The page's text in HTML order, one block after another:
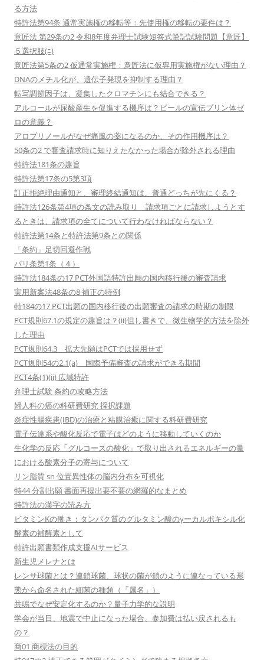
る方法
特許法第94条 通常実施権の移転等：先使用権の移転の要件は？
意匠法 第29条の2 令和8年度弁理士試験短答式筆記試験問題【意匠】
５選択肢(ﾆ)
意匠法第5条の2 仮通常実施権：意匠法に仮専用実施権がない理由？
DNAのメチル化が、遺伝子発現を抑制する理由？
転写調節因子は、凝集したクロマチンにも結合できる？
アルコールが尿酸産生を促進する機序は？ビールの宣伝プリン体ゼ
ロの意義？
アロプリノールがなぜ痛風の薬になるのか、その作用機序は？
50条の2 で審査請求時に知りえたなかった場合が除外される理由
特許法181条の趣旨
特許法第17条の5第3項
訂正拒絶理由通知と、審理終結通知は、普通どっちが先にくる？
特許法126条第4項の条文の読み取り 請求項ごとに請求しようとす
るときは、請求項の全てについて行わなければならない？
特許法第14条と特許法第9条との関係
「条約」足切回避作戦
パリ条第1条（４）
特許法184条の17 PCT外国語特許出願の国内移行後の審査請求
実用新案法48条の8 補正の特例
特184の17 PCT出願の国内移行後の出願審査の請求の時期の制限
PCT規則67.1の規定の趣旨は？(ii)但し書きで、微生物学的方法を除外
した理由
PCT規則64.3 拡大先願はPCTでは採用せず
PCT規則54の2.1(a) 国際予備審査の請求ができる期間
PCT4条(1)(ii) 広域特許
弁理士試験 条約の攻略方法
婦人科の癌の科研費研究 採択課題
炎症性腸疾患(IBD)の治療と粘膜治癒に関する科研費研究
電子伝達系や酸化反応で電子はどのように移動していくのか
生化学の反応「グルコースの酸化」で取り出されるエネルギーの量
における酸素分子の寄与について
リン脂質 sn 位置異性体の脳内分布を可視化
特44 分割出願 書面再提出要不要の網羅的なまとめ
特許法の漢字の読み方
ビタミンKの働き：タンパク質のグルタミン酸のγーカルボキシル化
酵素の補酵素として
特許出願書類作成支援AIサービス
新生児メレナとは
レンサ球菌とは？連鎖球菌、球状の菌が鎖のように連なっている形
態から命名された細菌の種類（「属名」）
共鳴でなぜ安定化するのか？量子力学的な説明
学会が当日、地震で中止になった場合、参加費は払い戻されるも
の？
商01 商標法の目的